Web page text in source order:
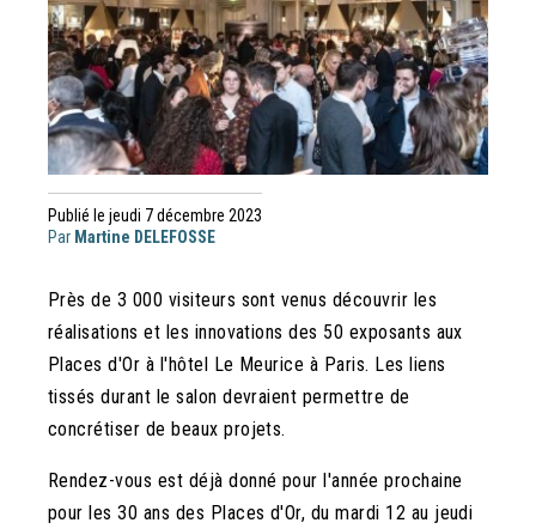
Publié le jeudi 7 décembre 2023
Par Martine DELEFOSSE
Près de 3 000 visiteurs sont venus découvrir les
réalisations et les innovations des 50 exposants aux
Places d'Or à l'hôtel Le Meurice à Paris. Les liens
tissés durant le salon devraient permettre de
concrétiser de beaux projets.
Rendez-vous est déjà donné pour l'année prochaine
pour les 30 ans des Places d'Or, du mardi 12 au jeudi